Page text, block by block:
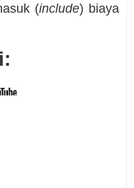
(include) biaya